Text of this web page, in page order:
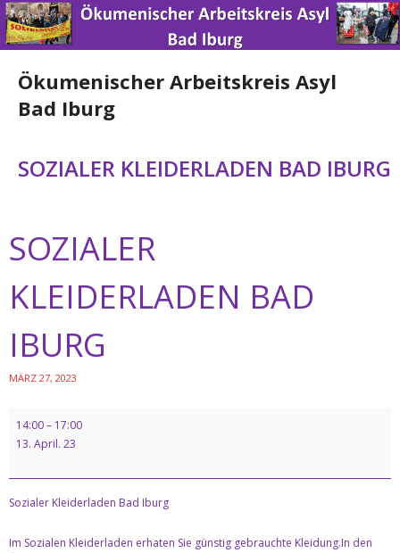
Ökumenischer Arbeitskreis Asyl
Bad Iburg
Home
Über uns
Engagement
Datenschutz & Impresssum
SOZIALER KLEIDERLADEN BAD IBURG
SOZIALER
KLEIDERLADEN BAD
IBURG
MÄRZ 27, 2023
14:00– 17:00
13. April. 23
Sozialer Kleiderladen Bad Iburg
Im Sozialen Kleiderladen erhaten Sie günstig gebrauchte Kleidung.In den